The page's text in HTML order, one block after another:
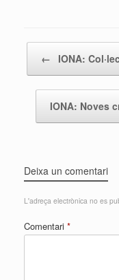
← IONA:
IONA: Noves
Deixa un comentari
L'adreça electrònica no es
Comentari *